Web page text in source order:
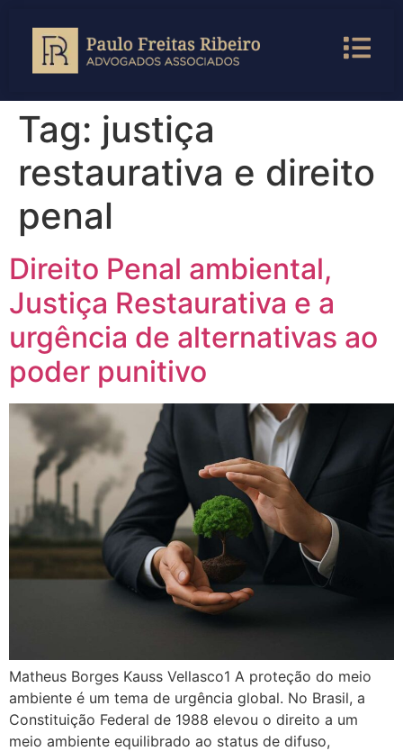
Tag: justiça
restaurativa e direito
penal
Direito Penal ambiental,
Justiça Restaurativa e a
urgência de alternativas ao
poder punitivo
Matheus Borges Kauss Vellasco1 A proteção do meio
ambiente é um tema de urgência global. No Brasil, a
Constituição Federal de 1988 elevou o direito a um
meio ambiente equilibrado ao status de difuso,